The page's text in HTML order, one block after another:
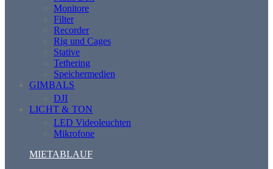
Monitore
Filter
Recorder
Rig und Cages
Stative
Tethering
Speichermedien
GIMBALS
DJI
LICHT & TON
LED Videoleuchten
Mikrofone
MIETABLAUF